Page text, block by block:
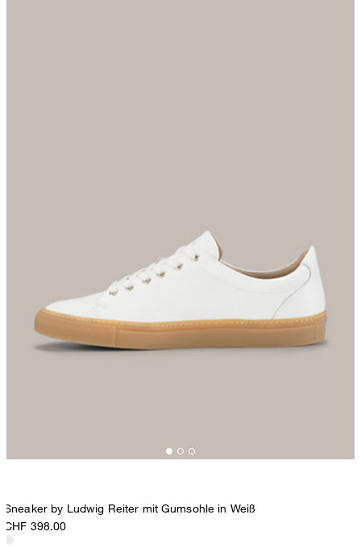
Sneaker by Ludwig Reiter mit Gumsohle in Weiß
CHF 398.00